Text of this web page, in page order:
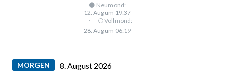
🌑 Neumond:
12. Aug um 19:37
·
🌕 Vollmond:
28. Aug um 06:19
MORGEN 8. August 2026